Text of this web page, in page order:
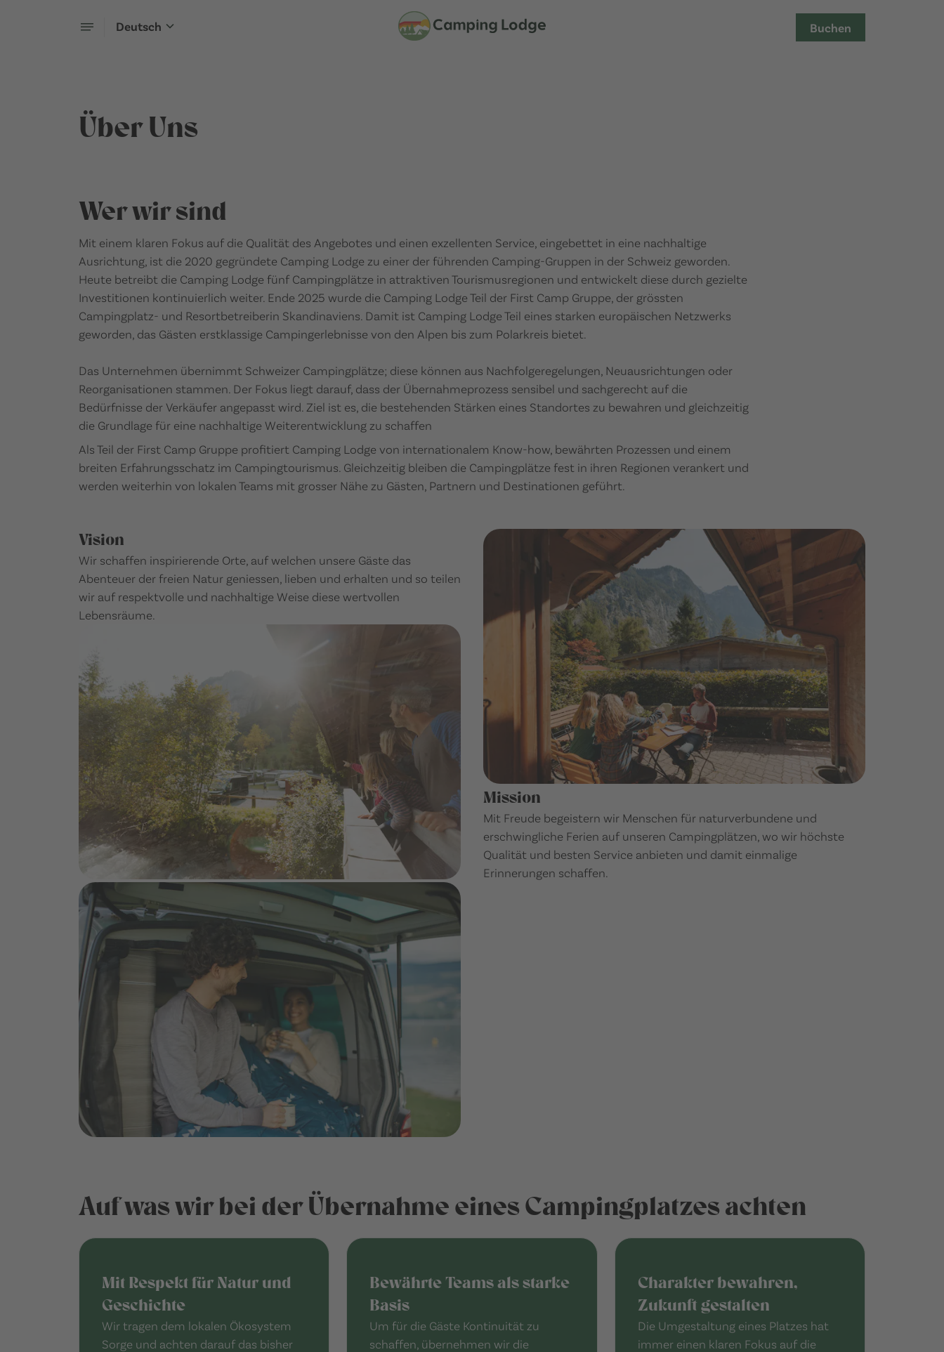
Deutsch Buchen
Über Uns
Wer wir sind
Mit einem klaren Fokus auf die Qualität des Angebotes und einen exzellenten Service, eingebettet in eine nachhaltige
Ausrichtung, ist die 2020 gegründete Camping Lodge zu einer der führenden Camping-Gruppen in der Schweiz geworden.
Heute betreibt die Camping Lodge fünf Campingplätze in attraktiven Tourismusregionen und entwickelt diese durch gezielte
Investitionen kontinuierlich weiter. Ende 2025 wurde die Camping Lodge Teil der First Camp Gruppe, der grössten
Campingplatz- und Resortbetreiberin Skandinaviens. Damit ist Camping Lodge Teil eines starken europäischen Netzwerks
geworden, das Gästen erstklassige Campingerlebnisse von den Alpen bis zum Polarkreis bietet.
Das Unternehmen übernimmt Schweizer Campingplätze; diese können aus Nachfolgeregelungen, Neuausrichtungen oder
Reorganisationen stammen. Der Fokus liegt darauf, dass der Übernahmeprozess sensibel und sachgerecht auf die
Bedürfnisse der Verkäufer angepasst wird. Ziel ist es, die bestehenden Stärken eines Standortes zu bewahren und gleichzeitig
die Grundlage für eine nachhaltige Weiterentwicklung zu schaffen
Als Teil der First Camp Gruppe profitiert Camping Lodge von internationalem Know-how, bewährten Prozessen und einem
breiten Erfahrungsschatz im Campingtourismus. Gleichzeitig bleiben die Campingplätze fest in ihren Regionen verankert und
werden weiterhin von lokalen Teams mit grosser Nähe zu Gästen, Partnern und Destinationen geführt.
Vision
Wir schaffen inspirierende Orte, auf welchen unsere Gäste das
Abenteuer der freien Natur geniessen, lieben und erhalten und so teilen
wir auf respektvolle und nachhaltige Weise diese wertvollen
Lebensräume.
Mission
Mit Freude begeistern wir Menschen für naturverbundene und
erschwingliche Ferien auf unseren Campingplätzen, wo wir höchste
Qualität und besten Service anbieten und damit einmalige
Erinnerungen schaffen.
Auf was wir bei der Übernahme eines Campingplatzes achten
Mit Respekt für Natur und
Geschichte
Wir tragen dem lokalen Ökosystem
Sorge und achten darauf das bisher
Bewährte Teams als starke
Basis
Um für die Gäste Kontinuität zu
schaffen, übernehmen wir die
Charakter bewahren,
Zukunft gestalten
Die Umgestaltung eines Platzes hat
immer einen klaren Fokus auf die